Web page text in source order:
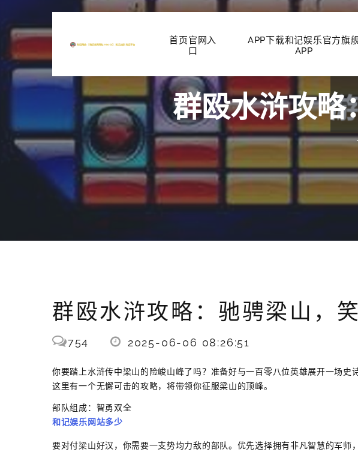
首页官网入
口
APP下载和记娱乐官方旗
APP
群殴水浒攻略
群殴水浒攻略：驰骋梁山，
754 2025-06-06 08:26:51
你要踏上水浒传中梁山的险峻山峰了吗？准备好与一百零八位英雄展开一场史
这里有一个无懈可击的攻略，将带领你征服梁山的顶峰。
部队组成：智勇双全
和记娱乐网站多少
要对付梁山好汉，你需要一支势均力敌的部队。优先选择拥有非凡智慧的军师